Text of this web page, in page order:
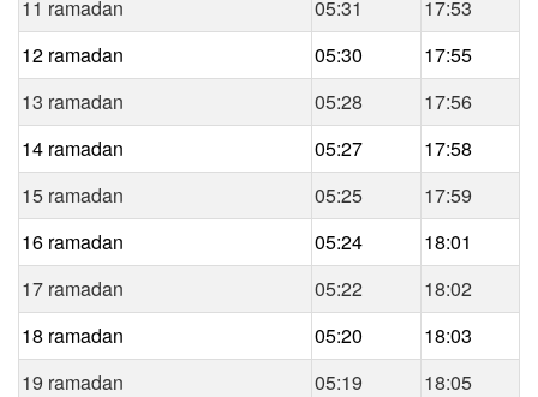
11 ramadan 05:31
17:53
12 ramadan
05:30
17:55
13 ramadan
05:28
17:56
14 ramadan
05:27
17:58
15 ramadan
05:25
17:59
16 ramadan
05:24
18:01
17 ramadan
05:22
18:02
18 ramadan
05:20
18:03
19 ramadan
05:19
18:05